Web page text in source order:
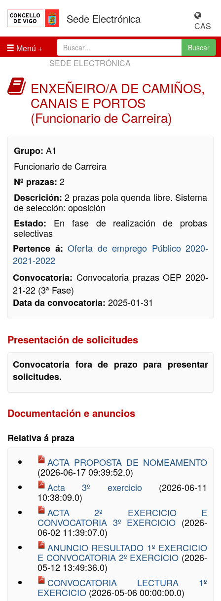
Sede Electrónica
CAS
Menú
Buscar
SEDE ELECTRÓNICA
ENXEÑEIRO/A DE CAMIÑOS,
CANAIS E PORTOS
(Funcionario de Carreira)
Grupo: A1
Funcionario de Carreira
Nº prazas: 2
Descrición:2 prazas pola quenda libre. Sistema
de selección: oposición
Estado: En fase de realización de probas
selectivas
Pertence á: Oferta de emprego Público 2020-
2021-2022
Convocatoria: Convocatoria prazas OEP 2020-
21-22 (3ª Fase)
Data da convocatoria: 2025-01-31
Presentación de solicitudes
Convocatoria fora de prazo para presentar
solicitudes.
Documentación e anuncios
Relativa á praza
ACTA PROPOSTA DE NOMEAMENTO
(2026-06-17 09:39:52.0)
Acta 3º exercicio (2026-06-11
10:38:09.0)
ACTA 2º EXERCICIO E
CONVOCATORIA 3º EXERCICIO (2026-
06-02 11:39:07.0)
ANUNCIO RESULTADO 1º EXERCICIO
E CONVOCATORIA 2º EXERCICIO (2026-
05-12 13:49:36.0)
CONVOCATORIA LECTURA 1º
EXERCICIO (2026-05-06 00:00:00.0)